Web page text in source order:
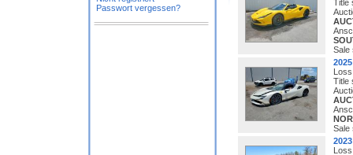
Passwort vergessen?
Title
Sale
Title
Sale